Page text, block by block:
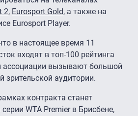
2, Eurosport Gold, а также на
Eurosport Player.
в настоящее время 11
входят в топ-100 рейтинга
ассоциации вызывают большой
зрительской аудитории.
контракта станет
WTA Premier в Брисбене,